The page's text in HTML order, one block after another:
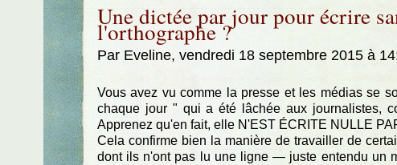
Une dictée par jour pour écrire
l'orthographe ?
Par Eveline, vendredi 18 septembre 2015 à
Vous avez vu comme la presse et les médias se
chaque jour " qui a été lâchée aux journalistes,
Apprenez qu'en fait, elle N'EST ÉCRITE NULLE
Cela confirme bien la manière de travailler de
dont ils n'ont pas lu une ligne — juste entendu un